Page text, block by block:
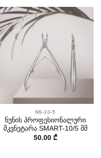
NS-10-5
ნუნის პროფესიონალური
მკვნეტარა SMART-10/5 მმ
50.00 ₾